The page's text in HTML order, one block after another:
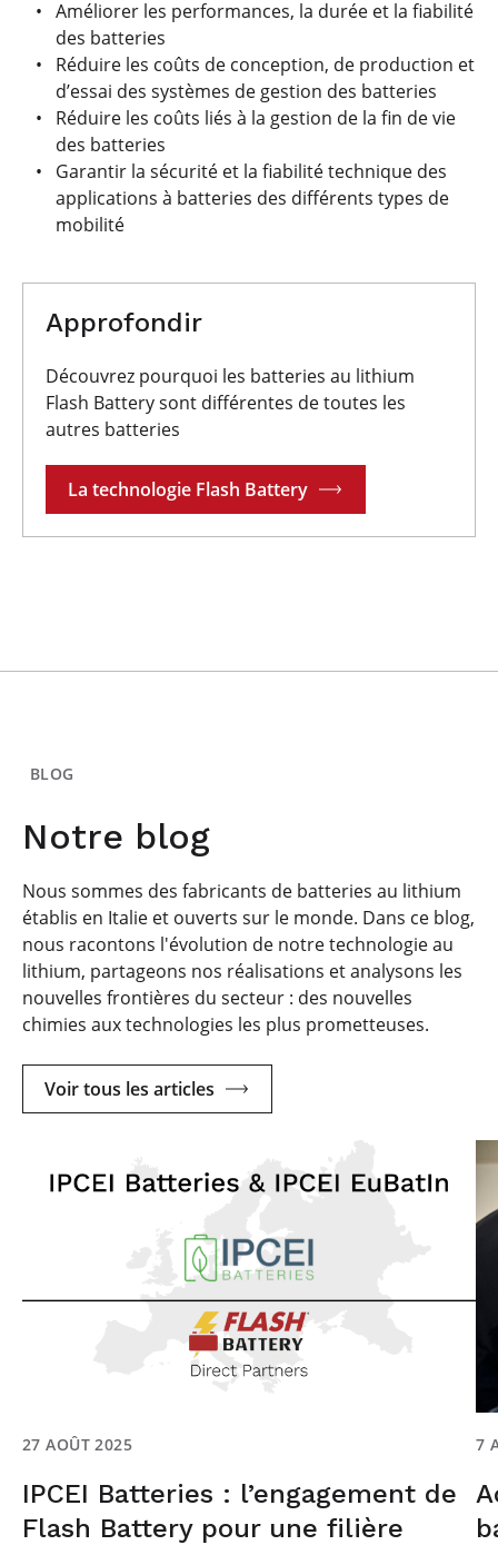
Améliorer les performances, la durée et la fiabilité
des batteries
Réduire les coûts de conception, de production et
d’essai des systèmes de gestion des batteries
Réduire les coûts liés à la gestion de la fin de vie
des batteries
Garantir la sécurité et la fiabilité technique des
applications à batteries des différents types de
mobilité
Approfondir
Découvrez pourquoi les batteries au lithium
Flash Battery sont différentes de toutes les
autres batteries
La technologie Flash Battery
BLOG
Notre blog
Nous sommes des fabricants de batteries au lithium
établis en Italie et ouverts sur le monde. Dans ce blog,
nous racontons l'évolution de notre technologie au
lithium, partageons nos réalisations et analysons les
nouvelles frontières du secteur : des nouvelles
chimies aux technologies les plus prometteuses.
Voir tous les articles
27 AOÛT 2025
IPCEI Batteries : l’engagement de
Flash Battery pour une filière
7